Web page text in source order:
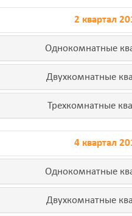
2 квартал
Однокомнатные
Двухкомнатные
Трехкомнатные
4 квартал
Однокомнатные
Двухкомнатные